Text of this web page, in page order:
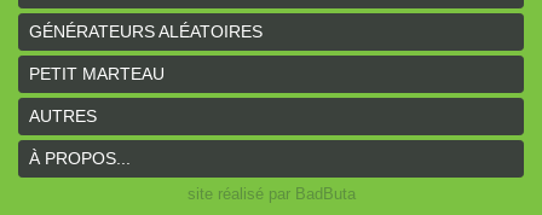
Draconis
Le GRIT
Guerriers, Voleurs & Magiciens
Hunters of the Unknown
GÉNÉRATEURS ALÉATOIRES
PETIT MARTEAU
AUTRES
À PROPOS...
site réalisé par BadButa